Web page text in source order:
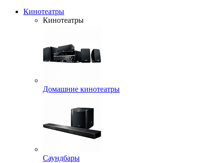
Кинотеатры
Кинотеатры
Домашние кинотеатры
Саундбары